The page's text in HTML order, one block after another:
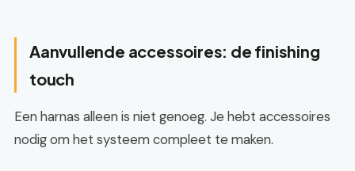
Aanvullende accessoires: de finishing
touch
Een harnas alleen is niet genoeg. Je hebt accessoires
nodig om het systeem compleet te maken.